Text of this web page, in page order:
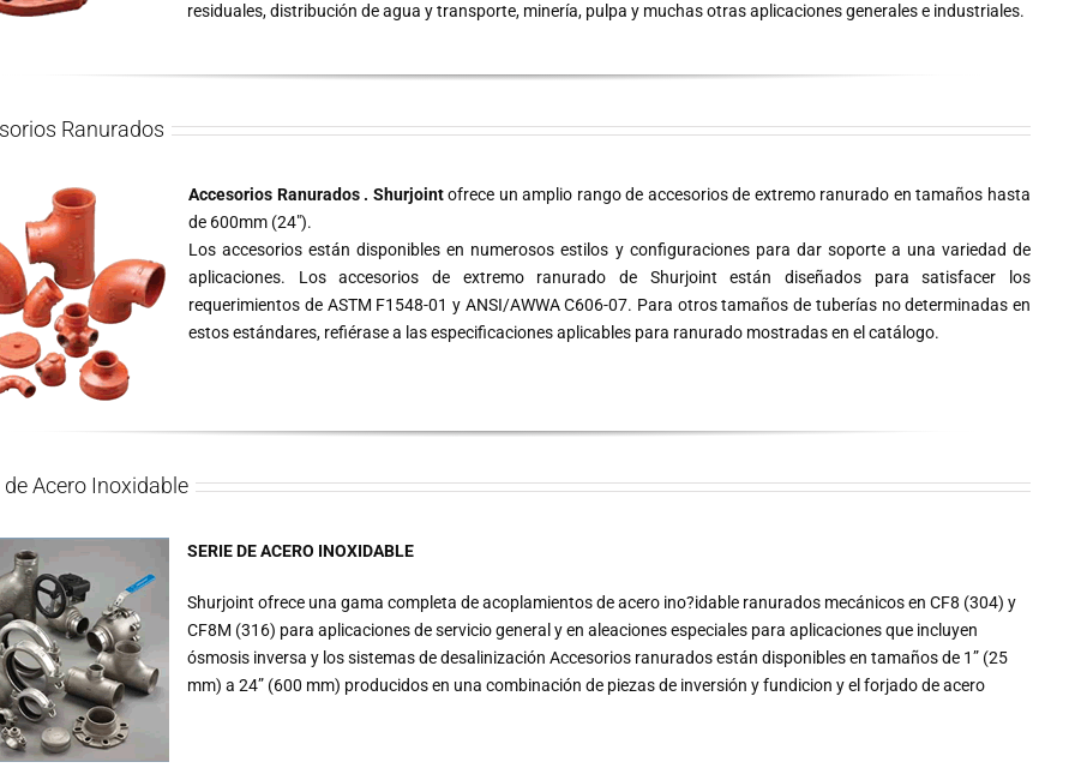
residuales, distribución de agua y transporte, minería, pulpa y muchas otras aplicaciones generales e industriales.
Ranurados
Accesorios Ranurados . Shurjointofrece un amplio rango de accesorios de extremo ranurado en tamaños hasta
de 600mm (24″).
Los accesorios están disponibles en numerosos estilos y configuraciones para dar soporte a una variedad de
aplicaciones. Los accesorios de extremo ranurado de Shurjoint están diseñados para satisfacer los
requerimientos de ASTM F1548-01 y ANSI/AWWA C606-07. Para otros tamaños de tuberías no determinadas en
estos estándares, refiérase a las especificaciones aplicables para ranurado mostradas en el catálogo.
de Acero Inoxidable
SERIE DE ACERO INOXIDABLE
Shurjoint ofrece una gama completa de acoplamientos de acero ino?idable ranurados mecánicos en CF8 (304) y
CF8M (316) para aplicaciones de servicio general y en aleaciones especiales para aplicaciones que incluyen
ósmosis inversa y los sistemas de desalinización Accesorios ranurados están disponibles en tamaños de 1” (25
mm) a 24” (600 mm) producidos en una combinación de piezas de inversión y fundicion y el forjado de acero